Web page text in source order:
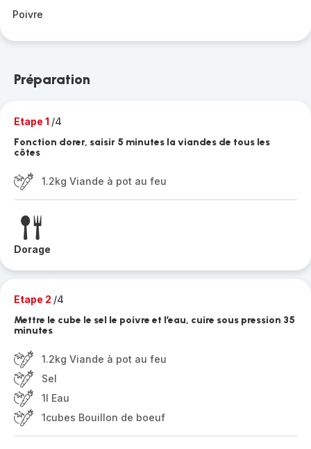
Poivre
Préparation
Etape 1 /4
Fonction dorer, saisir 5 minutes la viandes de tous les
côtes
1.2kg Viande à pot au feu
Dorage
Etape 2 /4
Mettre le cube le sel le poivre et l’eau, cuire sous pression 35
minutes
1.2kg Viande à pot au feu
Sel
1l Eau
1cubes Bouillon de boeuf